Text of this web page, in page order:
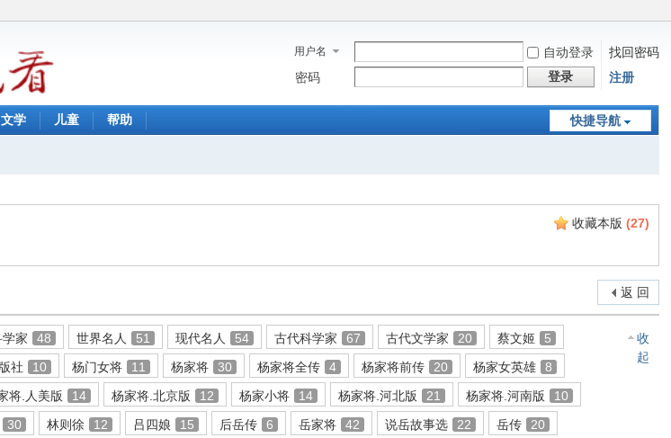
用户名 自动登录
找回密码
密码
登录 注册
快捷导航
文学 儿童 帮助
收藏本版 (27)
返 回
收
起
家 48 世界名人 51 现代名人 54 古代科学家 67 古代文学家 20 蔡文姬
5
社 10 杨门女将 11 杨家将 30 杨家将全传 4 杨家将前传 20 杨家女英雄
8
将.人美版 14 杨家将.北京版 12 杨家小将 14 杨家将.河北版 21 杨家将.河南版
10
30 林则徐 12 吕四娘 15 后岳传 6 岳家将 42 说岳故事选 22 岳传
20